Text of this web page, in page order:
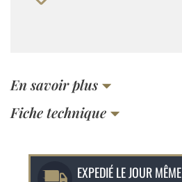
En savoir plus
Fiche technique
EXPEDIÉ LE JOUR MÊME